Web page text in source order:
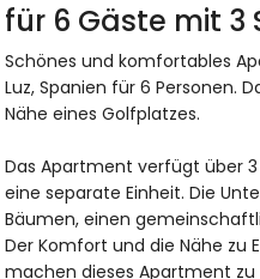
für 6 Gäste mit 3
Schönes und komfortables
Luz, Spanien für 6 Personen.
Nähe eines Golfplatzes.
Das Apartment verfügt über
eine separate Einheit. Die
Bäumen, einen
Der Komfort und die Nähe zu
machen dieses Apartment zu